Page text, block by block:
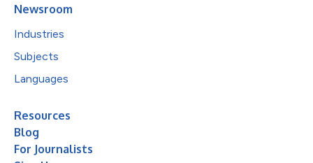
Newsroom
Industries
Subjects
Languages
Resources
Blog
For Journalists